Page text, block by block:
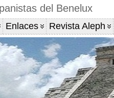
del Benelux
Enlaces Revista Aleph